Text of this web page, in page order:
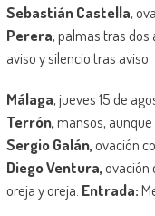
Sebastián Castella,
Perera, palmas tras dos
aviso y silencio tras aviso.
Málaga, jueves 15 de
Terrón,mansos, aunque
Sergio Galán,ovación
Diego Ventura,ovación
oreja y oreja. Entrada: